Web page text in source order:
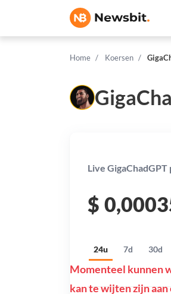
Home Koersen
Live GigaChadGPT
$
24u 7d 30d
Momenteel kunnen
kan te wijten zijn